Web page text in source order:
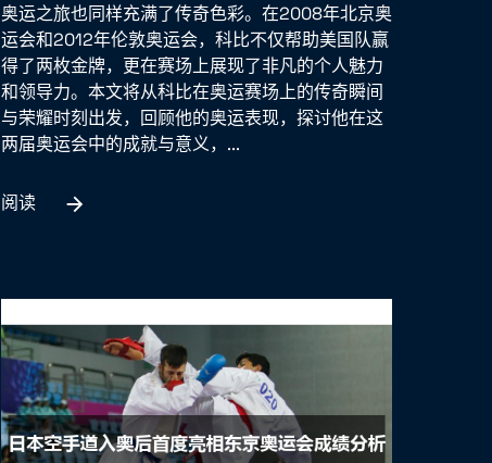
奥运之旅也同样充满了传奇色彩。在2008年北京奥
运会和2012年伦敦奥运会，科比不仅帮助美国队赢
得了两枚金牌，更在赛场上展现了非凡的个人魅力
和领导力。本文将从科比在奥运赛场上的传奇瞬间
与荣耀时刻出发，回顾他的奥运表现，探讨他在这
两届奥运会中的成就与意义，...
阅读